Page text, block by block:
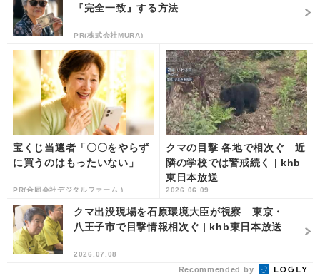
『完全一致』する方法
PR(株式会社MURA)
宝くじ当選者「〇〇をやらず
に買うのはもったいない」
PR(合同会社デジタルファーム )
クマの目撃 各地で相次ぐ 近
隣の学校では警戒続く | khb
東日本放送
2026.06.09
クマ出没現場を石原環境大臣が視察 東京・
八王子市で目撃情報相次ぐ | khb東日本放送
2026.07.08
Recommended by